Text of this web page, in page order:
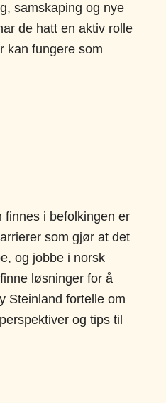
samskaping og nye
de hatt en aktiv rolle
kan fungere som
finnes i befolkingen er
som gjør at det
og jobbe i norsk
løsninger for å
Steinland fortelle om
og tips til